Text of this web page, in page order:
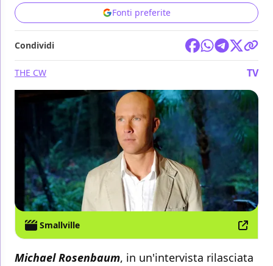
Fonti preferite
Condividi
THE CW TV
Smallville
Michael Rosenbaum, in un'intervista rilasciata